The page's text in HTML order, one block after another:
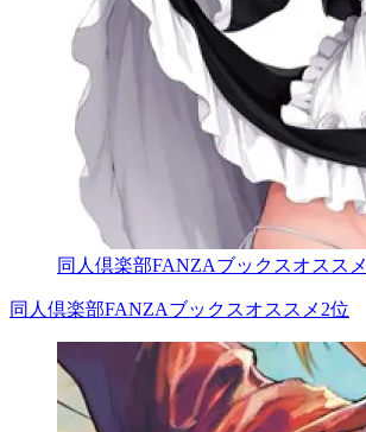
同人倶楽部FANZAブックスオススメ
同人倶楽部FANZAブックスオススメ2位